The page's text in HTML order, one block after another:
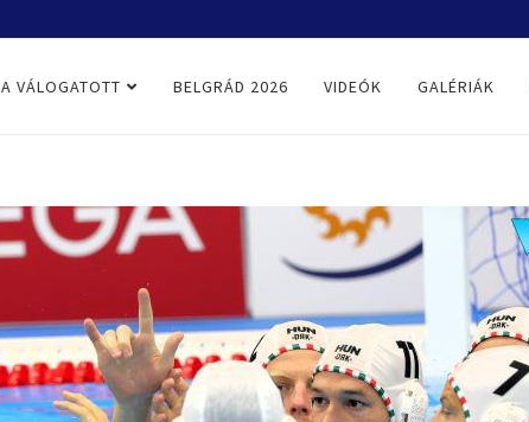
A VÁLOGATOTT BELGRÁD 2026 VIDEÓK GALÉRIÁK